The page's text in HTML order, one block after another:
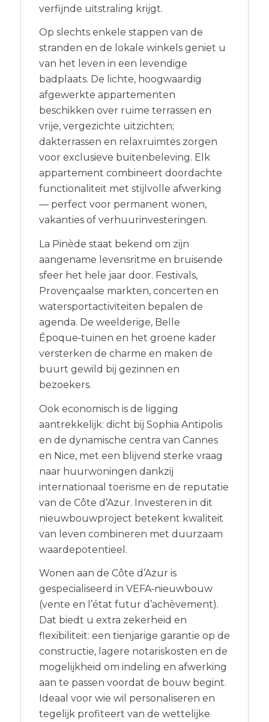
verfijnde uitstraling krijgt.
Op slechts enkele stappen van de
stranden en de lokale winkels geniet u
van het leven in een levendige
badplaats. De lichte, hoogwaardig
afgewerkte appartementen
beschikken over ruime terrassen en
vrije, vergezichte uitzichten;
dakterrassen en relaxruimtes zorgen
voor exclusieve buitenbeleving. Elk
appartement combineert doordachte
functionaliteit met stijlvolle afwerking
— perfect voor permanent wonen,
vakanties of verhuurinvesteringen.
La Pinède staat bekend om zijn
aangename levensritme en bruisende
sfeer het hele jaar door. Festivals,
Provençaalse markten, concerten en
watersportactiviteiten bepalen de
agenda. De weelderige, Belle
Époque‑tuinen en het groene kader
versterken de charme en maken de
buurt gewild bij gezinnen en
bezoekers.
Ook economisch is de ligging
aantrekkelijk: dicht bij Sophia Antipolis
en de dynamische centra van Cannes
en Nice, met een blijvend sterke vraag
naar huurwoningen dankzij
internationaal toerisme en de reputatie
van de Côte d’Azur. Investeren in dit
nieuwbouwproject betekent kwaliteit
van leven combineren met duurzaam
waardepotentieel.
Wonen aan de Côte d’Azur is
gespecialiseerd in VEFA‑nieuwbouw
(vente en l’état futur d’achèvement).
Dat biedt u extra zekerheid en
flexibiliteit: een tienjarige garantie op de
constructie, lagere notariskosten en de
mogelijkheid om indeling en afwerking
aan te passen voordat de bouw begint.
Ideaal voor wie wil personaliseren en
tegelijk profiteert van de wettelijke